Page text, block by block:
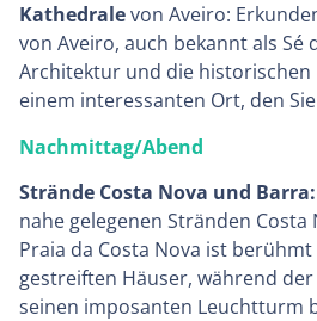
Kathedralevon Aveiro:
von Aveiro, auch bekannt als Sé
Architektur und die historischen
einem interessanten Ort, den
Nachmittag/Abend
Strände Costa Nova und Barra:
nahe gelegenen Stränden
Praia da Costa Nova ist
gestreiften Häuser, während
seinen imposanten Leuchtturm